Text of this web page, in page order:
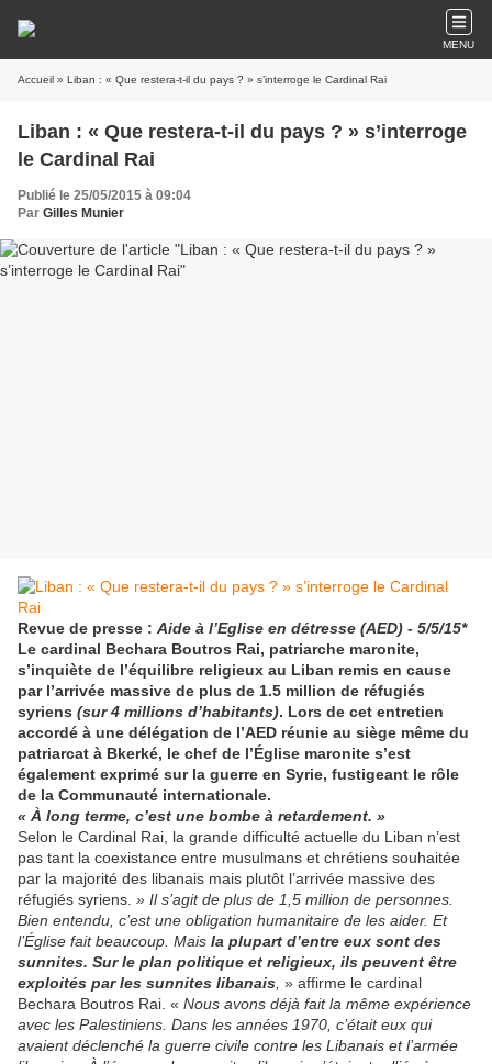
MENU
Accueil » Liban : « Que restera-t-il du pays ? » s’interroge le Cardinal Rai
Liban : « Que restera-t-il du pays ? » s’interroge
le Cardinal Rai
Publié le 25/05/2015 à 09:04
Par Gilles Munier
Revue de presse : Aide à l’Eglise en détresse (AED) - 5/5/15*
Le cardinal Bechara Boutros Rai, patriarche maronite,
s’inquiète de l’équilibre religieux au Liban remis en cause
par l’arrivée massive de plus de 1.5 million de réfugiés
syriens (sur 4 millions d’habitants). Lors de cet entretien
accordé à une délégation de l’AED réunie au siège même du
patriarcat à Bkerké, le chef de l’Église maronite s’est
également exprimé sur la guerre en Syrie, fustigeant le rôle
de la Communauté internationale.
« À long terme, c’est une bombe à retardement. »
Selon le Cardinal Rai, la grande difficulté actuelle du Liban n’est
pas tant la coexistance entre musulmans et chrétiens souhaitée
par la majorité des libanais mais plutôt l’arrivée massive des
réfugiés syriens. » Il s’agit de plus de 1,5 million de personnes.
Bien entendu, c’est une obligation humanitaire de les aider. Et
l’Église fait beaucoup. Mais la plupart d’entre eux sont des
sunnites. Sur le plan politique et religieux, ils peuvent être
exploités par les sunnites libanais » affirme le cardinal
Bechara Boutros Rai. « Nous avons déjà fait la même expérience
avec les Palestiniens. Dans les années 1970, c’était eux qui
avaient déclenché la guerre civile contre les Libanais et l’armée